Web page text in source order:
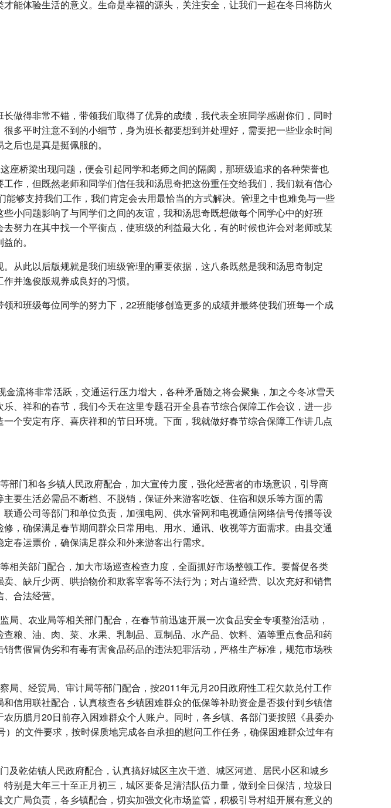
能体验生活的意义。生命是幸福的源头，关注安全，让我们一起在冬日将防火
做得非常不错，带领我们取得了优异的成绩，我代表全班同学感谢你们，同时
多平时注意不到的小细节，身为班长都要想到并处理好，需要把一些业余时间
后也是真是挺佩服的。
座桥梁出现问题，便会引起同学和老师之间的隔阂，那班级追求的各种荣誉也
作，但既然老师和同学们信任我和汤思奇把这份重任交给我们，我们就有信心
够支持我们工作，我们肯定会去用最恰当的方式解决。管理之中也难免与一些
小问题影响了与同学们之间的友谊，我和汤思奇既想做每个同学心中的好班
努力在其中找一个平衡点，使班级的利益最大化，有的时候也许会对老师或某
的。
从此以后版规就是我们班级管理的重要依据，这八条既然是我和汤思奇制定
并逸俊版规养成良好的习惯。
和班级每位同学的努力下，22班能够创造更多的成绩并最终使我们班每一个成
流将非常活跃，交通运行压力增大，各种矛盾随之将会聚集，加之今冬冰雪天
、祥和的春节，我们今天在这里专题召开全县春节综合保障工作会议，进一步
个安定有序、喜庆祥和的节日环境。下面，我就做好春节综合保障工作讲几点
门和各乡镇人民政府配合，加大宣传力度，强化经营者的市场意识，引导商
要生活必需品不断档、不脱销，保证外来游客吃饭、住宿和娱乐等方面的需
通公司等部门和单位负责，加强电网、供水管网和电视通信网络信号传播等设
，确保满足春节期间群众日常用电、用水、通讯、收视等方面需求。由县交通
春运票价，确保满足群众和外来游客出行需求。
关部门配合，加大市场巡查检查力度，全面抓好市场整顿工作。要督促各类
、缺斤少两、哄抬物价和欺客宰客等不法行为；对占道经营、以次充好和销售
合法经营。
、农业局等相关部门配合，在春节前迅速开展一次食品安全专项整治活动，
粮、油、肉、菜、水果、乳制品、豆制品、水产品、饮料、酒等重点食品和药
售假冒伪劣和有毒有害食品药品的违法犯罪活动，严格生产标准，规范市场秩
、经贸局、审计局等部门配合，按2011年元月20日政府性工程欠款兑付工作
信用联社配合，认真核查各乡镇困难群众的低保等补助资金是否拨付到乡镇信
历腊月20日前存入困难群众个人账户。同时，各乡镇、各部门要按照《县委办
的文件要求，按时保质地完成各自承担的慰问工作任务，确保困难群众过年有
乾佑镇人民政府配合，认真搞好城区主次干道、城区河道、居民小区和城乡
别是大年三十至正月初三，城区要备足清洁队伍力量，做到全日保洁，垃圾日
广局负责，各乡镇配合，切实加强文化市场监管，积极引导村组开展有意义的